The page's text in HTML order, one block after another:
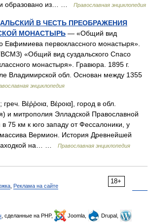
и образовано из… …
Православная энциклопедия
В ЧЕСТЬ ПРЕОБРАЖЕНИЯ
МОНАСТЫРЬ — «Общий вид
Евфимиева первоклассного монастыря».
«Общий вид суздальского Спасо
монастыря». Гравюра. 1895 г.
Владимирской обл. Основан между 1355
энциклопедия
Βέῤῥοια, Βέροια], город в обл.
и митрополия Элладской Православной
75 км к юго западу от Фессалоники, у
Вермион. История Древнейшей
на… …
Православная энциклопедия
18+
Реклама на сайте
, сделанные на PHP, Joomla,
Drupal,